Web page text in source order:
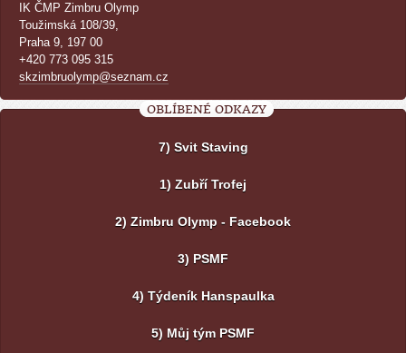
IK ČMP Zimbru Olymp
Toužimská 108/39,
Praha 9, 197 00
+420 773 095 315
skzimbruolymp@seznam.cz
OBLÍBENÉ ODKAZY
7) Svit Staving
1) Zubří Trofej
2) Zimbru Olymp - Facebook
3) PSMF
4) Týdeník Hanspaulka
5) Můj tým PSMF